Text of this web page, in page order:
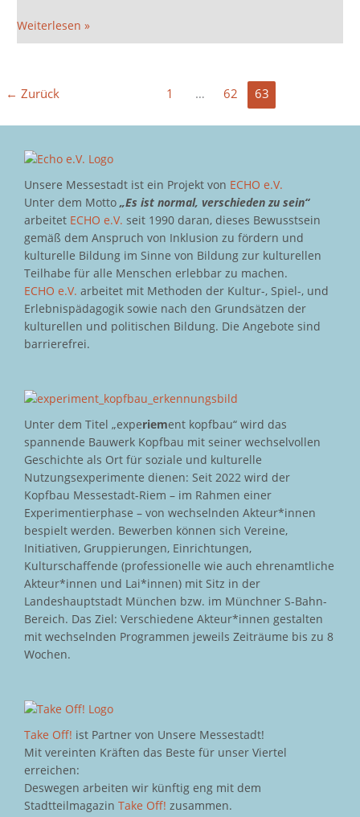
Weiterlesen »
← Zurück 1 … 62 63
Unsere Messestadt ist ein Projekt von ECHO e.V.
Unter dem Motto „Es ist normal, verschieden zu sein“
arbeitet ECHO e.V. seit 1990 daran, dieses Bewusstsein
gemäß dem Anspruch von Inklusion zu fördern und
kulturelle Bildung im Sinne von Bildung zur kulturellen
Teilhabe für alle Menschen erlebbar zu machen.
ECHO e.V. arbeitet mit Methoden der Kultur-, Spiel-, und
Erlebnispädagogik sowie nach den Grundsätzen der
kulturellen und politischen Bildung. Die Angebote sind
barrierefrei.
Unter dem Titel „experiement kopfbau“ wird das
spannende Bauwerk Kopfbau mit seiner wechselvollen
Geschichte als Ort für soziale und kulturelle
Nutzungsexperimente dienen: Seit 2022 wird der
Kopfbau Messestadt-Riem – im Rahmen einer
Experimentierphase – von wechselnden Akteur*innen
bespielt werden. Bewerben können sich Vereine,
Initiativen, Gruppierungen, Einrichtungen,
Kulturschaffende (professionelle wie auch ehrenamtliche
Akteur*innen und Lai*innen) mit Sitz in der
Landeshauptstadt München bzw. im Münchner S-Bahn-
Bereich. Das Ziel: Verschiedene Akteur*innen gestalten
mit wechselnden Programmen jeweils Zeiträume bis zu 8
Wochen.
Take Off! ist Partner von Unsere Messestadt!
Mit vereinten Kräften das Beste für unser Viertel
erreichen:
Deswegen arbeiten wir künftig eng mit dem
Stadtteilmagazin Take Off! zusammen.